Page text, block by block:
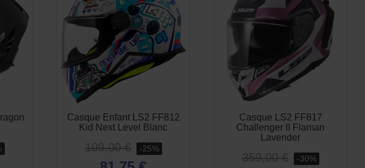
Casque Enfant LS2 FF812
Kid Next Level Blanc
109,00 € -25%
Casque LS2 FF817
Challenger II Flaman
Lavender
359,00 € -30%